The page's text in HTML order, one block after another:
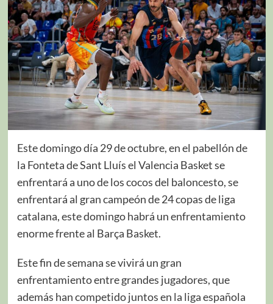
Este domingo día 29 de octubre, en el pabellón de
la Fonteta de Sant Lluís el Valencia Basket se
enfrentará a uno de los cocos del baloncesto, se
enfrentará al gran campeón de 24 copas de liga
catalana, este domingo habrá un enfrentamiento
enorme frente al Barça Basket.
Este fin de semana se vivirá un gran
enfrentamiento entre grandes jugadores, que
además han competido juntos en la liga española